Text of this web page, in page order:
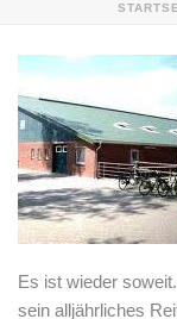
Es ist wieder
sein alljährliches